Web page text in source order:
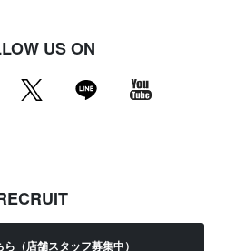
US ON
（店舗スタッフ募集中）